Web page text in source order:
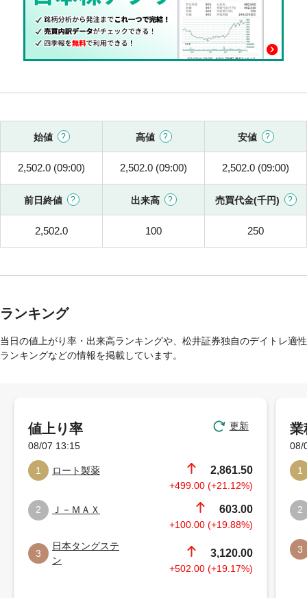
始値 高値 安値
2,502.0 (09:00) 2,502.0 (09:00) 2,502.0 (09:00)
前日終値 出来高 売買代金(千円)
2,502.0 100 250
ランキング
当日の値上がり率・出来高ランキングや、松井証券独自のデイトレ適性
ランキングなどの情報を掲載しています。